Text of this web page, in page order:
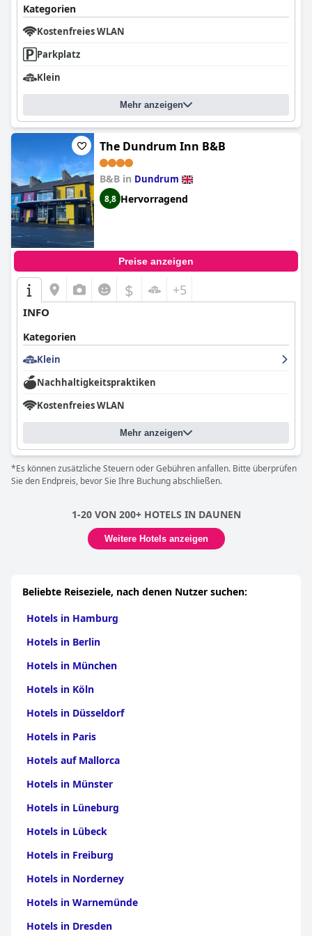
Kategorien
Kostenfreies WLAN
Parkplatz
Klein
Mehr anzeigen
The Dundrum Inn B&B
B&B in Dundrum
8,8 Hervorragend
Preise anzeigen
$ +5
INFO
Kategorien
Klein
Nachhaltigkeitspraktiken
Kostenfreies WLAN
Mehr anzeigen
*Es können zusätzliche Steuern oder Gebühren anfallen. Bitte überprüfen
Sie den Endpreis, bevor Sie Ihre Buchung abschließen.
1-20 VON 200+ HOTELS IN DAUNEN
Weitere Hotels anzeigen
Beliebte Reiseziele, nach denen Nutzer suchen:
Hotels in Hamburg
Hotels in Berlin
Hotels in München
Hotels in Köln
Hotels in Düsseldorf
Hotels in Paris
Hotels auf Mallorca
Hotels in Münster
Hotels in Lüneburg
Hotels in Lübeck
Hotels in Freiburg
Hotels in Norderney
Hotels in Warnemünde
Hotels in Dresden